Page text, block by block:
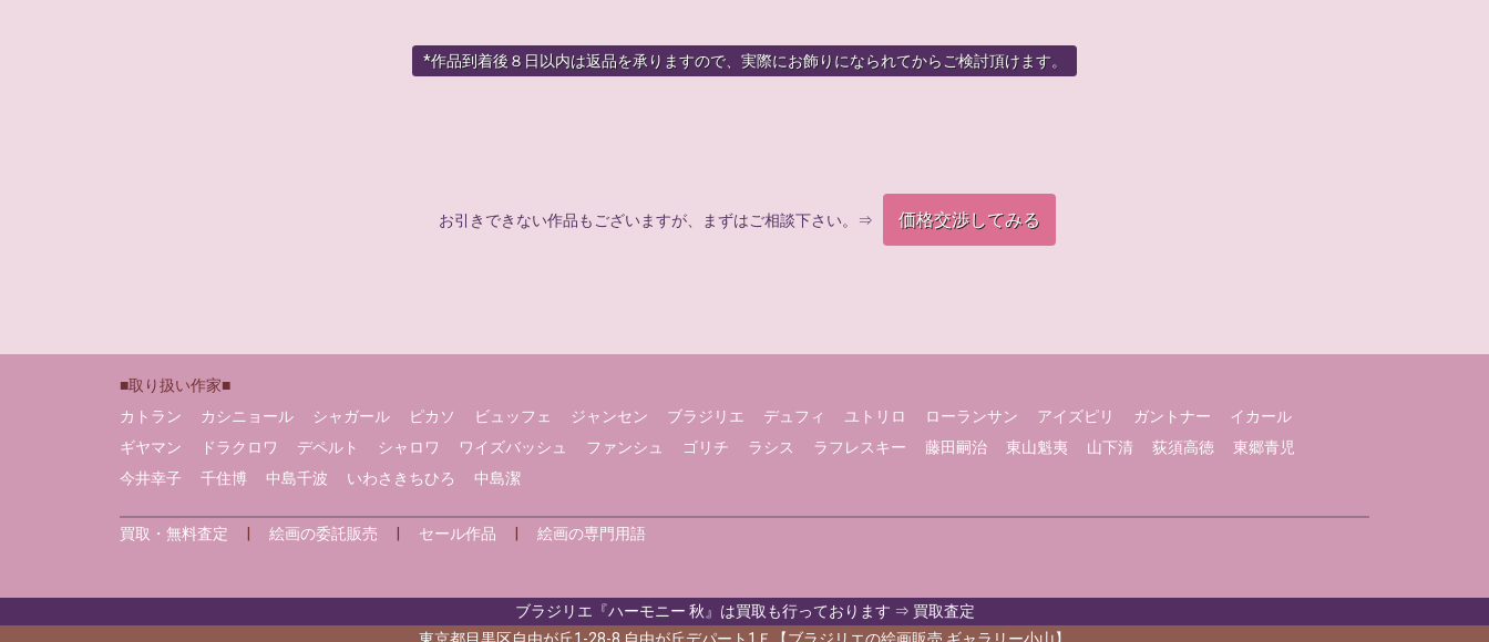
*作品到着後８日以内は返品を承りますので、実際にお飾りになられてからご検討頂けます。
お引きできない作品もございますが、まずはご相談下さい。⇒ 価格交渉してみる
■取り扱い作家■
カトラン
カシニョール シャガール ピカソ ビュッフェ ジャンセン ブラジリエ デュフィ ユトリロ ローランサン アイズピリ ガントナー
イカール
ギヤマン
ドラクロワ デペルト シャロワ ワイズバッシュ ファンシュ ゴリチ ラシス ラフレスキー 藤田嗣治 東山魁夷 山下清 荻須高徳
東郷青児
今井幸子
千住博 中島千波 いわさきちひろ 中島潔
買取・無料査定 絵画の委託販売 セール作品 絵画の専門用語
ブラジリエ『ハーモニー 秋』は買取も行っております ⇒ 買取査定